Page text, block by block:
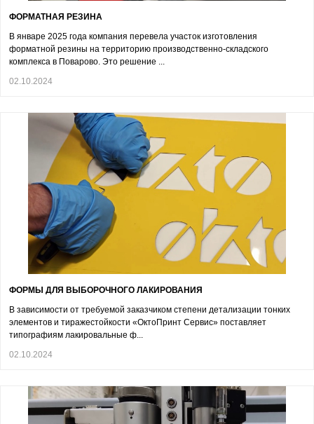
ФОРМАТНАЯ РЕЗИНА
В январе 2025 года компания перевела участок изготовления
форматной резины на территорию производственно-складского
комплекса в Поварово. Это решение ...
02.10.2024
ФОРМЫ ДЛЯ ВЫБОРОЧНОГО ЛАКИРОВАНИЯ
В зависимости от требуемой заказчиком степени детализации тонких
элементов и тиражестойкости «ОктоПринт Сервис» поставляет
типографиям лакировальные ф...
02.10.2024